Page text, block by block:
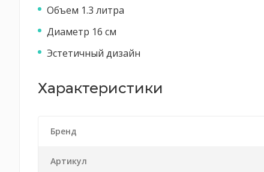
Объем 1.3 литра
Диаметр 16 см
Эстетичный дизайн
Характеристики
Бренд
Артикул